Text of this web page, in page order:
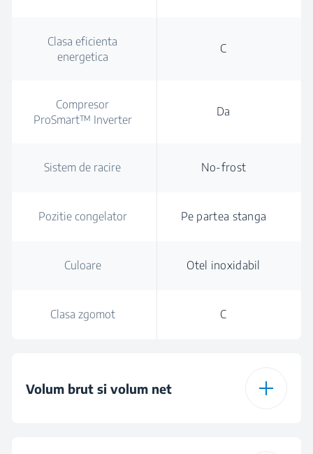
Clasa eficienta
energetica
C
Compresor
ProSmart™ Inverter
Da
Sistem de racire No-frost
Pozitie congelator Pe partea stanga
Culoare Otel inoxidabil
Clasa zgomot C
Volum brut si volum net